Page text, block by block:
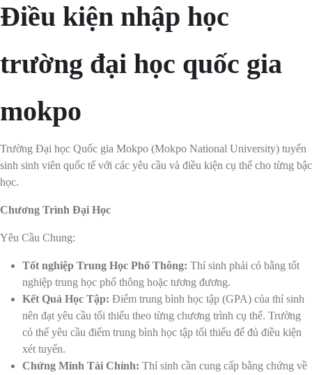
Điều kiện nhập học
trường đại học quốc gia
mokpo
Trường Đại học Quốc gia Mokpo (Mokpo National University) tuyển
sinh sinh viên quốc tế với các yêu cầu và điều kiện cụ thể cho từng bậc
học.
Chương Trình Đại Học
Yêu Cầu Chung:
Tốt nghiệp Trung Học Phổ Thông: Thí sinh phải có bằng tốt
nghiệp trung học phổ thông hoặc tương đương.
Kết Quả Học Tập: Điểm trung bình học tập (GPA) của thí sinh
nên đạt yêu cầu tối thiểu theo từng chương trình cụ thể. Trường
có thể yêu cầu điểm trung bình học tập tối thiểu để đủ điều kiện
xét tuyển.
Chứng Minh Tài Chính: Thí sinh cần cung cấp bằng chứng về